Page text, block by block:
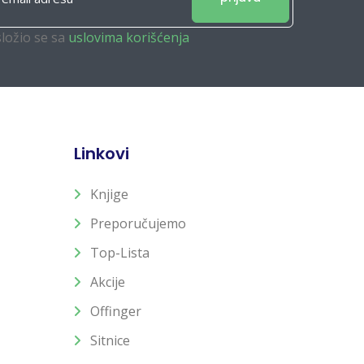
se sa uslovima korišćenja
Linkovi
Knjige
Preporučujemo
Top-Lista
Akcije
Offinger
Sitnice